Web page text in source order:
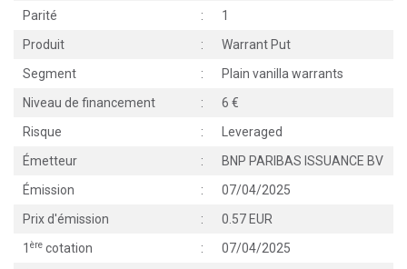
Parité
:
1
Produit
:
Warrant Put
Segment
:
Plain vanilla warrants
Niveau de financement
:
6
Risque
:
Leveraged
Émetteur
:
BNP PARIBAS ISSUANCE BV
Émission
:
07/04/2025
Prix d'émission
:
0.57 EUR
1 ère cotation :
07/04/2025